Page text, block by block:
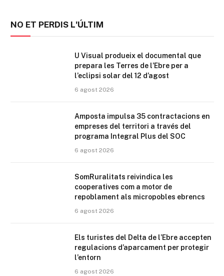
NO ET PERDIS L'ÚLTIM
U Visual produeix el documental que
prepara les Terres de l’Ebre per a
l’eclipsi solar del 12 d’agost
6 agost 2026
Amposta impulsa 35 contractacions en
empreses del territori a través del
programa Integral Plus del SOC
6 agost 2026
SomRuralitats reivindica les
cooperatives com a motor de
repoblament als micropobles ebrencs
6 agost 2026
Els turistes del Delta de l’Ebre accepten
regulacions d’aparcament per protegir
l’entorn
6 agost 2026